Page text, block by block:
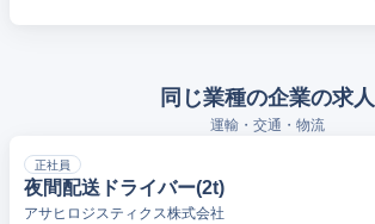
同じ業種の企業の求人
運輸・交通・物流
正社員
夜間配送ドライバー(2t)
アサヒロジスティクス株式会社